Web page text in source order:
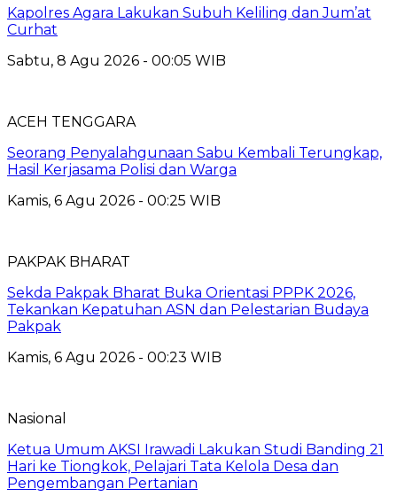
Kapolres Agara Lakukan Subuh Keliling dan Jum’at
Curhat
Sabtu, 8 Agu 2026 - 00:05 WIB
ACEH TENGGARA
Seorang Penyalahgunaan Sabu Kembali Terungkap,
Hasil Kerjasama Polisi dan Warga
Kamis, 6 Agu 2026 - 00:25 WIB
PAKPAK BHARAT
Sekda Pakpak Bharat Buka Orientasi PPPK 2026,
Tekankan Kepatuhan ASN dan Pelestarian Budaya
Pakpak
Kamis, 6 Agu 2026 - 00:23 WIB
Nasional
Ketua Umum AKSI Irawadi Lakukan Studi Banding 21
Hari ke Tiongkok, Pelajari Tata Kelola Desa dan
Pengembangan Pertanian